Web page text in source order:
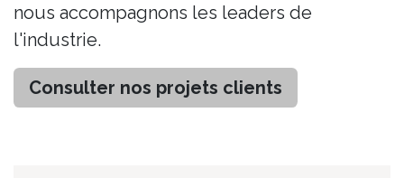
nous accompagnons les leaders de
l'industrie.
Consulter nos projets clients